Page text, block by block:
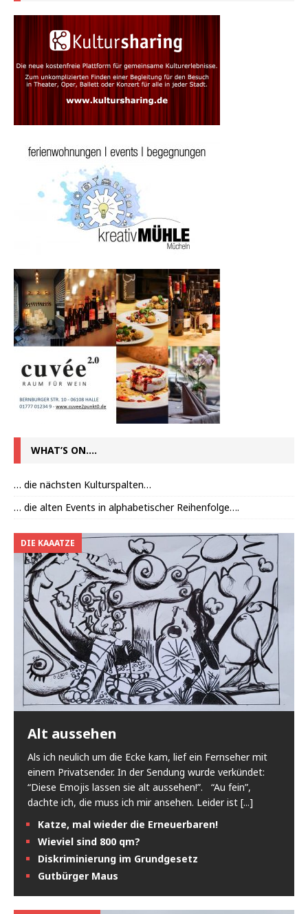
WHAT’S ON….
… die nächsten Kulturspalten…
… die alten Events in alphabetischer Reihenfolge….
DIE KAAATZE
Alt aussehen
Als ich neulich um die Ecke kam, lief ein Fernseher mit
einem Privatsender. In der Sendung wurde verkündet:
“Diese Emojis lassen sie alt aussehen!”. “Au fein”,
dachte ich, die muss ich mir ansehen. Leider ist [...]
Katze, mal wieder die Erneuerbaren!
Wieviel sind 800 qm?
Diskriminierung im Grundgesetz
Gutbürger Maus